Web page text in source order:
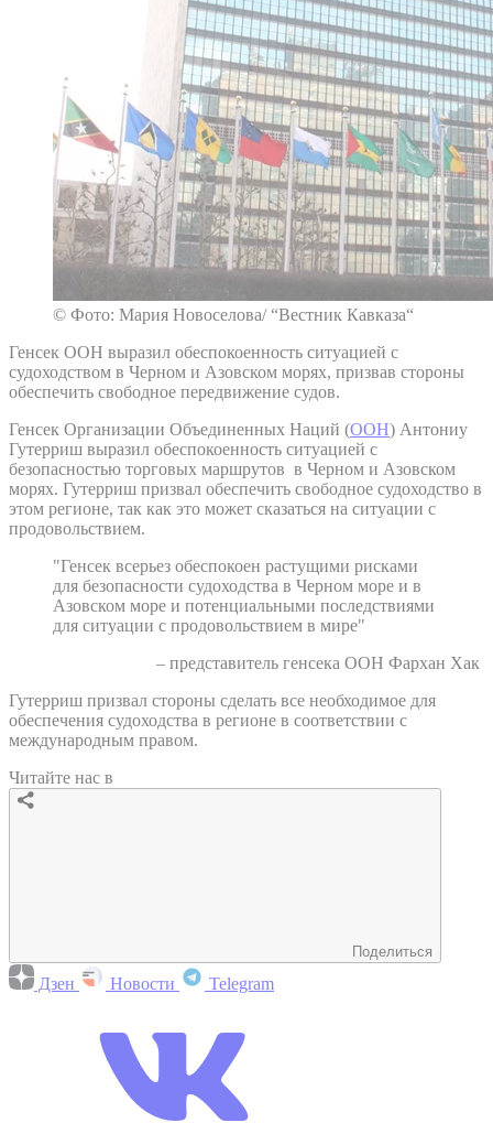
© Фото: Мария Новоселова/ “Вестник Кавказа“
Генсек ООН выразил обеспокоенность ситуацией с
судоходством в Черном и Азовском морях, призвав стороны
обеспечить свободное передвижение судов.
Генсек Организации Объединенных Наций (ООН) Антониу
Гутерриш выразил обеспокоенность ситуацией с
безопасностью торговых маршрутов в Черном и Азовском
морях. Гутерриш призвал обеспечить свободное судоходство в
этом регионе, так как это может сказаться на ситуации с
продовольствием.
"Генсек всерьез обеспокоен растущими рисками
для безопасности судоходства в Черном море и в
Азовском море и потенциальными последствиями
для ситуации с продовольствием в мире"
– представитель генсека ООН Фархан Хак
Гутерриш призвал стороны сделать все необходимое для
обеспечения судоходства в регионе в соответствии с
международным правом.
Читайте нас в
Поделиться
Дзен Новости Telegram